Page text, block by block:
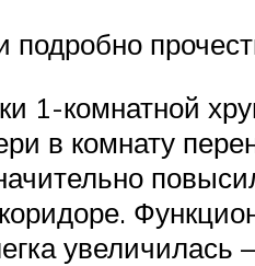
1-комнатной
в комнату
увеличилась